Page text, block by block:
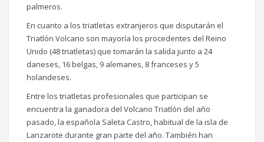
palmeros.
En cuanto a los triatletas extranjeros que disputarán el
Triatlón Volcano son mayoría los procedentes del Reino
Unido (48 triatletas) que tomarán la salida junto a 24
daneses, 16 belgas, 9 alemanes, 8 franceses y 5
holandeses.
Entre los triatletas profesionales que participan se
encuentra la ganadora del Volcano Triatlón del año
pasado, la española Saleta Castro, habitual de la isla de
Lanzarote durante gran parte del año. También han